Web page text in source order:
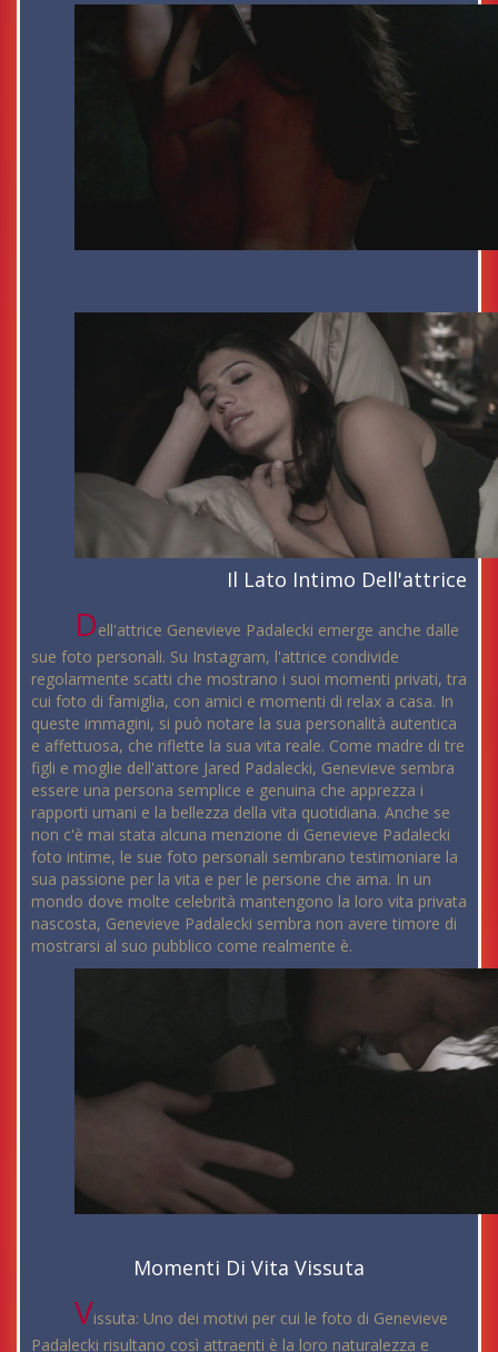
Il Lato Intimo Dell'attrice
Dell'attrice Genevieve Padalecki emerge anche dalle
sue foto personali. Su Instagram, l'attrice condivide
regolarmente scatti che mostrano i suoi momenti privati, tra
cui foto di famiglia, con amici e momenti di relax a casa. In
queste immagini, si può notare la sua personalità autentica
e affettuosa, che riflette la sua vita reale. Come madre di tre
figli e moglie dell'attore Jared Padalecki, Genevieve sembra
essere una persona semplice e genuina che apprezza i
rapporti umani e la bellezza della vita quotidiana. Anche se
non c'è mai stata alcuna menzione di Genevieve Padalecki
foto intime, le sue foto personali sembrano testimoniare la
sua passione per la vita e per le persone che ama. In un
mondo dove molte celebrità mantengono la loro vita privata
nascosta, Genevieve Padalecki sembra non avere timore di
mostrarsi al suo pubblico come realmente è.
Momenti Di Vita Vissuta
Vissuta: Uno dei motivi per cui le foto di Genevieve
Padalecki risultano così attraenti è la loro naturalezza e